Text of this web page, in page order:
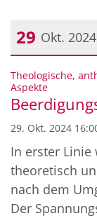
29 Okt. 2024
Datum: 29.
Theologische,
Aspekte:
29. Okt. 2024
In erster Linie
theoretisch
nach dem
Der